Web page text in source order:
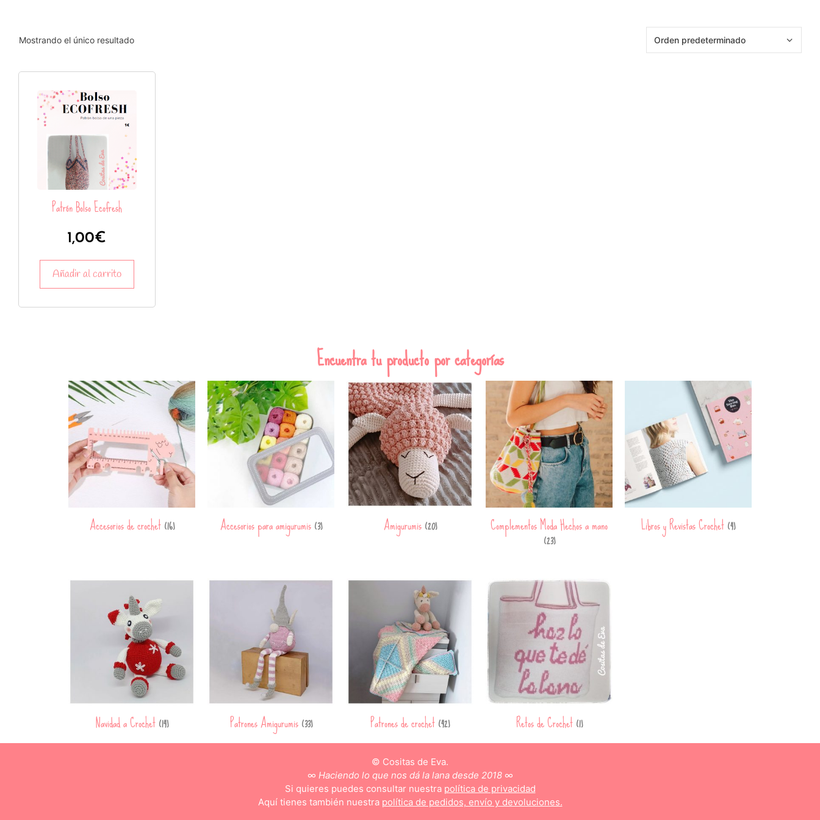
Mostrando el único resultado
Patrón Bolso Ecofresh
1,00€
Añadir al carrito
Encuentra tu producto por categorías
Accesorios de crochet(16) Accesorios para amigurumis(3) Amigurumis(20) Complementos Moda Hechos a mano
(23)
Libros y Revistas Crochet(4)
Navidad a Crochet(14) Patrones Amigurumis(33) Patrones de crochet(42) Retos de Crochet(1)
© Cositas de Eva.
∞ Haciendo lo que nos dá la lana desde 2018∞
Si quieres puedes consultar nuestra política de privacidad
Aquí tienes también nuestra política de pedidos, envío y devoluciones.